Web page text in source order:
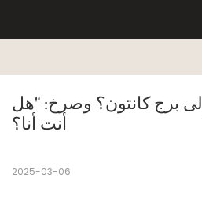
برج كانتون؟ وصرخ: "هل
أنت أنا؟
2025-03-06